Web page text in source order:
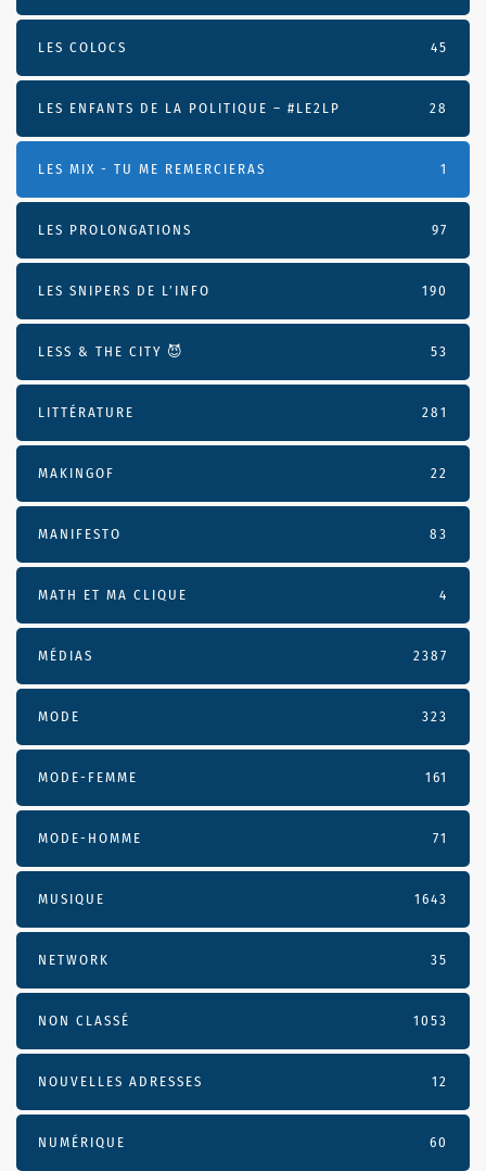
LES COLOCS 45
LES ENFANTS DE LA POLITIQUE – #LE2LP 28
LES MIX - TU ME REMERCIERAS 1
LES PROLONGATIONS 97
LES SNIPERS DE L’INFO 190
LESS & THE CITY 😈 53
LITTÉRATURE 281
MAKINGOF 22
MANIFESTO 83
MATH ET MA CLIQUE 4
MÉDIAS 2387
MODE 323
MODE-FEMME 161
MODE-HOMME 71
MUSIQUE 1643
NETWORK 35
NON CLASSÉ 1053
NOUVELLES ADRESSES 12
NUMÉRIQUE 60